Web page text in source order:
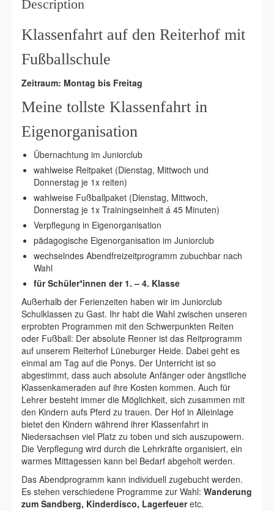
Description
Klassenfahrt auf den Reiterhof mit
Fußballschule
Zeitraum: Montag bis Freitag
Meine tollste Klassenfahrt in
Eigenorganisation
Übernachtung im Juniorclub
wahlweise Reitpaket (Dienstag, Mittwoch und
Donnerstag je 1x reiten)
wahlweise Fußballpaket (Dienstag, Mittwoch,
Donnerstag je 1x Trainingseinheit á 45 Minuten)
Verpflegung in Eigenorganisation
pädagogische Eigenorganisation im Juniorclub
wechselndes Abendfreizeitprogramm zubuchbar nach
Wahl
für Schüler*innen der 1. – 4. Klasse
Außerhalb der Ferienzeiten haben wir im Juniorclub
Schulklassen zu Gast. Ihr habt die Wahl zwischen unseren
erprobten Programmen mit den Schwerpunkten Reiten
oder Fußball: Der absolute Renner ist das Reitprogramm
auf unserem Reiterhof Lüneburger Heide. Dabei geht es
einmal am Tag auf die Ponys. Der Unterricht ist so
abgestimmt, dass auch absolute Anfänger oder ängstliche
Klassenkameraden auf ihre Kosten kommen. Auch für
Lehrer besteht immer die Möglichkeit, sich zusammen mit
den Kindern aufs Pferd zu trauen. Der Hof in Alleinlage
bietet den Kindern während ihrer Klassenfahrt in
Niedersachsen viel Platz zu toben und sich auszupowern.
Die Verpflegung wird durch die Lehrkräfte organisiert, ein
warmes Mittagessen kann bei Bedarf abgeholt werden.
Das Abendprogramm kann individuell zugebucht werden.
Es stehen verschiedene Programme zur Wahl: Wanderung
zum Sandberg, Kinderdisco, Lagerfeueretc.